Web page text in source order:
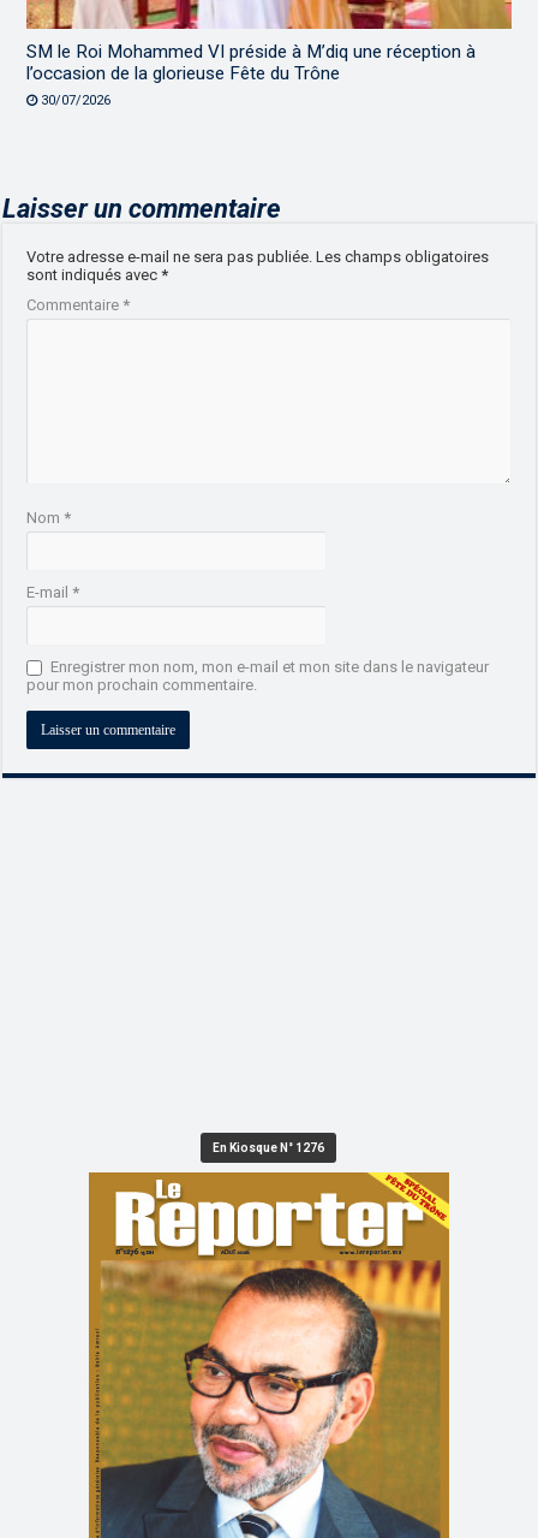
SM le Roi Mohammed VI préside à M’diq une réception à
l’occasion de la glorieuse Fête du Trône
30/07/2026
Laisser un commentaire
Votre adresse e-mail ne sera pas publiée. Les champs obligatoires
sont indiqués avec*
Commentaire*
Nom*
E-mail*
Enregistrer mon nom, mon e-mail et mon site dans le navigateur
pour mon prochain commentaire.
En Kiosque N° 1276